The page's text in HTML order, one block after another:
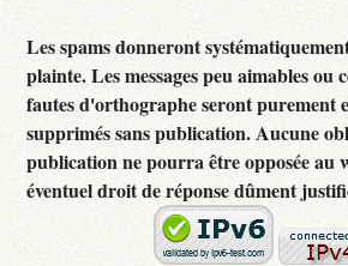
Les spams donneront
plainte. Les messages peu aimables
fautes d'orthographe seront purement
supprimés sans publication. Aucune
publication ne pourra être opposée au
éventuel droit de réponse dûment